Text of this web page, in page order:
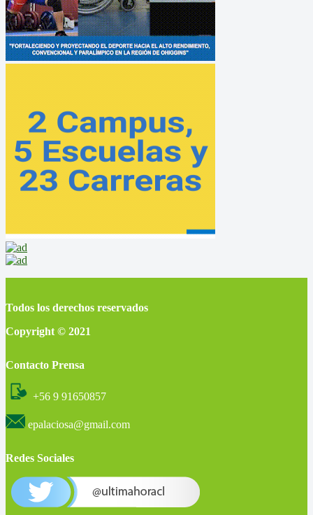
Todos los derechos reservados
Copyright © 2021
Contacto Prensa
+56 9 91650857
epalaciosa@gmail.com
Redes Sociales